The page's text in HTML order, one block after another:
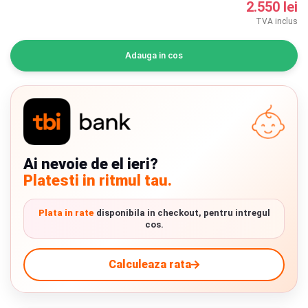
Informatii companie
Despre noi
Regulament giveaway
Showroom
Depozit
2.550 lei
TVA inclus
Adauga in cos
Ai nevoie de el ieri?
Platesti in ritmul tau.
Plata in ratedisponibila in checkout, pentru intregul
cos.
Calculeaza rata
Chrome cu detalii negre